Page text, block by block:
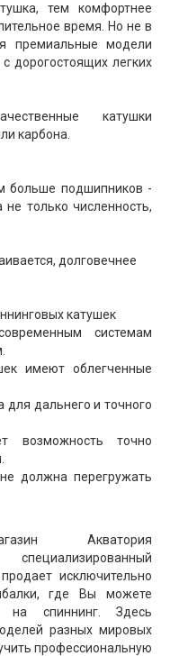
тем комфортнее
время. Но не в
премиальные модели
дорогостоящих легких
катушки
карбона.
больше подшипников -
только численность,
долговечнее
катушек
системам
имеют облегченные
дальнего и точного
возможность точно
должна перегружать
Акватория
исключительно
где Вы можете
на спиннинг. Здесь
разных мировых
профессиональную